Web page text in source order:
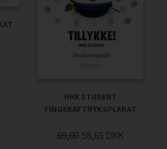
HHX STUDENT
FINGERAFTRYKSPLAKAT
69,00 58,65 DKK